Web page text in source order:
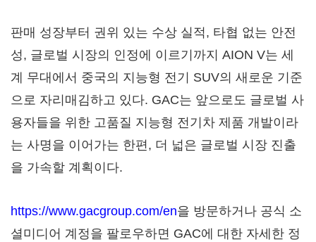
판매 성장부터 권위 있는 수상 실적, 타협 없는 안전
성, 글로벌 시장의 인정에 이르기까지 AION V는 세
계 무대에서 중국의 지능형 전기 SUV의 새로운 기준
으로 자리매김하고 있다. GAC는 앞으로도 글로벌 사
용자들을 위한 고품질 지능형 전기차 제품 개발이라
는 사명을 이어가는 한편, 더 넓은 글로벌 시장 진출
을 가속할 계획이다.
https://www.gacgroup.com/en을 방문하거나 공식 소
셜미디어 계정을 팔로우하면 GAC에 대한 자세한 정